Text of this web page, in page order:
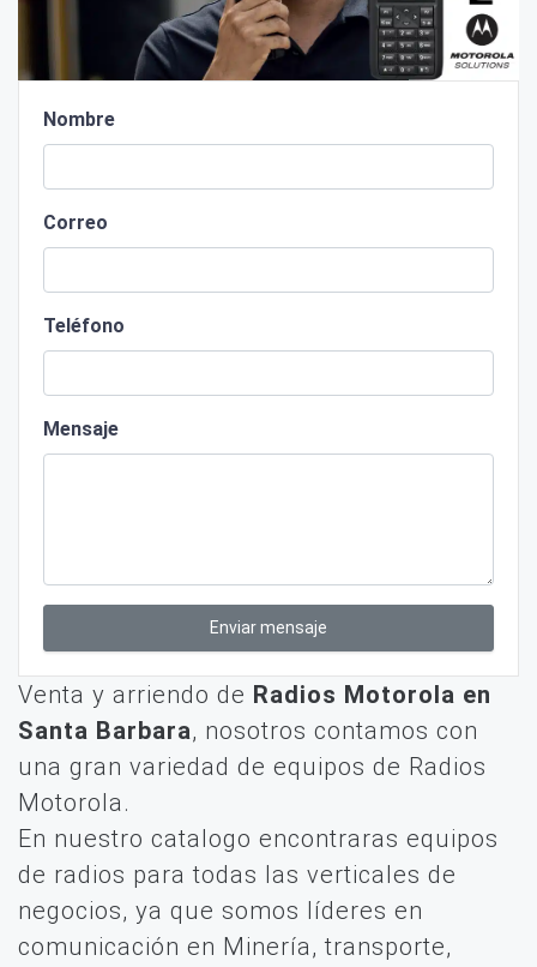
Nombre
Correo
Teléfono
Mensaje
Enviar mensaje
Venta y arriendo de Radios Motorola en
Santa Barbara, nosotros contamos con
una gran variedad de equipos de Radios
Motorola.
En nuestro catalogo encontraras equipos
de radios para todas las verticales de
negocios, ya que somos líderes en
comunicación en Minería, transporte,